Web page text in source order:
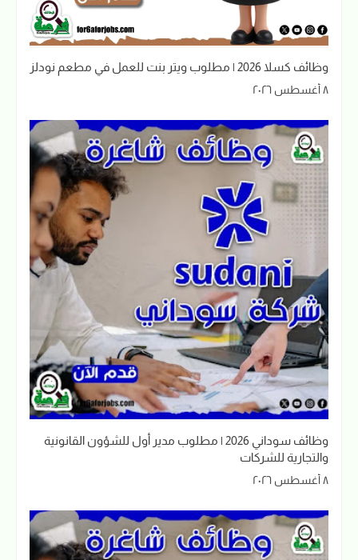
وظائف كسلا 2026 | مطلوب ويتر بنت للعمل في مطعم نودلز
٨ أغسطس ٢٠٢٦
وظائف سوداني 2026 | مطلوب مدير أول للشؤون القانونية
والتجارية للشركات
٨ أغسطس ٢٠٢٦